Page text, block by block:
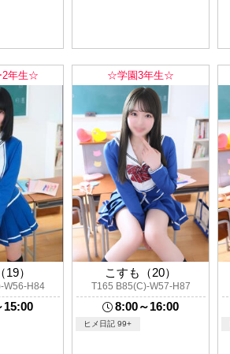
2年生☆
）
W56-H84
15:00
☆学園3年生☆
こすも（20）
T165 B85(C)-W57-H87
8:00～16:00
ヒメ日記 99+